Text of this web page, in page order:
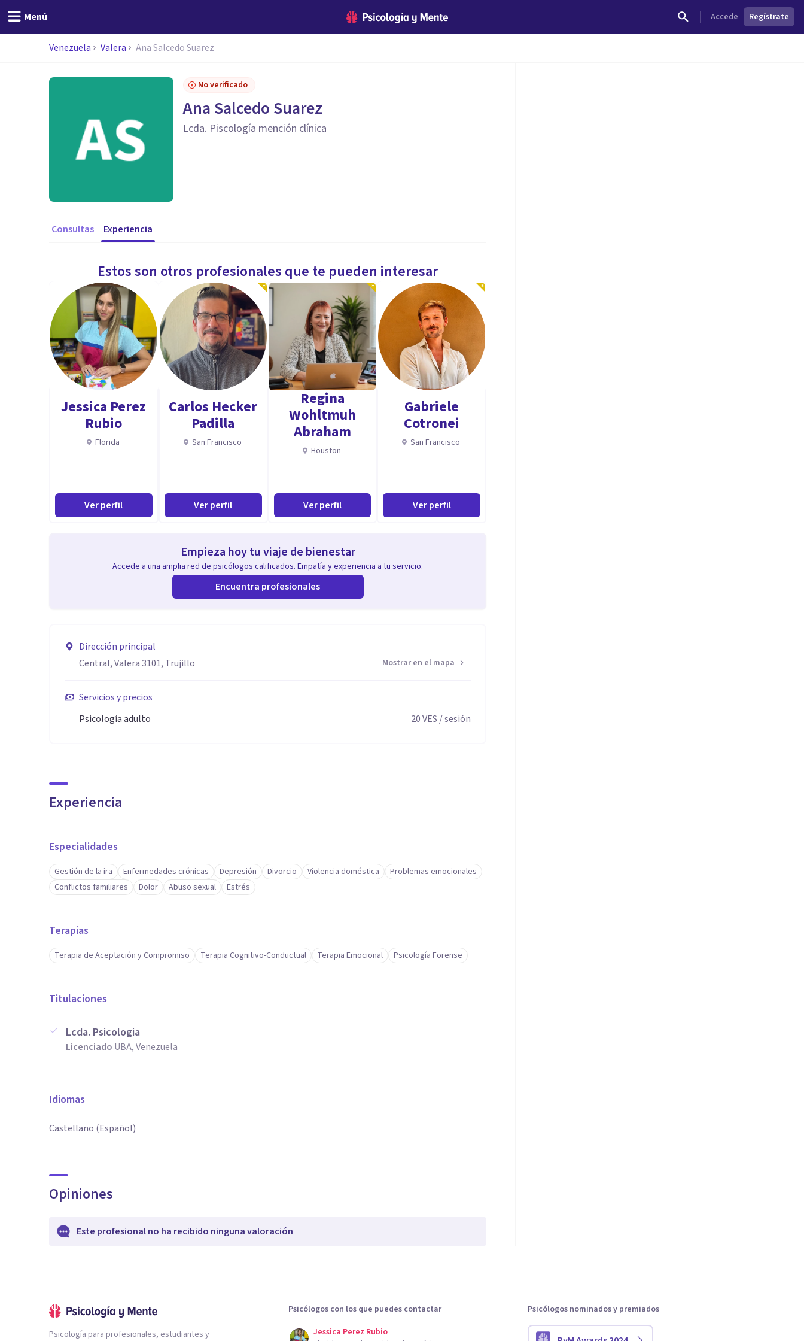
Menú Accede Regístrate
Venezuela Valera Ana Salcedo Suarez
No verificado
Ana Salcedo Suarez
Lcda. Piscología mención clínica
Consultas Experiencia
Estos son otros profesionales que te pueden interesar
Jessica Perez
Rubio
Florida
Ver perfil
Carlos Hecker
Padilla
San Francisco
Ver perfil
Regina
Wohltmuh
Abraham
Houston
Ver perfil
Gabriele
Cotronei
San Francisco
Ver perfil
Empieza hoy tu viaje de bienestar
Accede a una amplia red de psicólogos calificados. Empatía y experiencia a tu servicio.
Encuentra profesionales
Dirección principal
Central, Valera 3101, Trujillo
Mostrar en el mapa
Servicios y precios
Psicología adulto
20VES / sesión
Experiencia
Especialidades
Gestión de la ira Enfermedades crónicas Depresión Divorcio Violencia doméstica
Problemas emocionales
Conflictos familiares
Dolor Abuso sexual Estrés
Terapias
Terapia de Aceptación y Compromiso Terapia Cognitivo-Conductual Terapia Emocional Psicología Forense
Titulaciones
Lcda. Psicologia
Licenciado UBA, Venezuela
Idiomas
Castellano (Español)
Opiniones
Este profesional no ha recibido ninguna valoración
Psicología para profesionales, estudiantes y
Psicólogos con los que puedes contactar
Jessica Perez Rubio
Psicólogos nominados y premiados